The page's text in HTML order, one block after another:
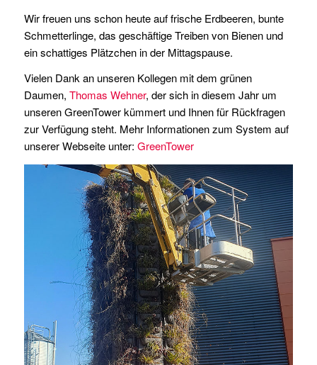
Wir freuen uns schon heute auf frische Erdbeeren, bunte
Schmetterlinge, das geschäftige Treiben von Bienen und
ein schattiges Plätzchen in der Mittagspause.
Vielen Dank an unseren Kollegen mit dem grünen
Daumen, Thomas Wehner, der sich in diesem Jahr um
unseren GreenTower kümmert und Ihnen für Rückfragen
zur Verfügung steht. Mehr Informationen zum System auf
unserer Webseite unter: GreenTower